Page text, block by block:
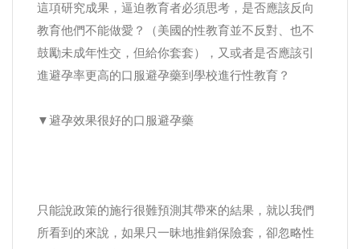
這項研究成果，逼迫教育者必須思考，是否應該反向
教育他們不能做愛？（美國的性教育並不反對、也不
鼓勵未成年性交，但給你套套），又或者是否應該引
進避孕率更高的口服避孕藥到學校進行性教育？
▼避孕效果很好的口服避孕藥
只能說政策的施行很難預測其帶來的結果，就以我們
所看到的來說，如果只一昧地推銷保險套，卻忽略性